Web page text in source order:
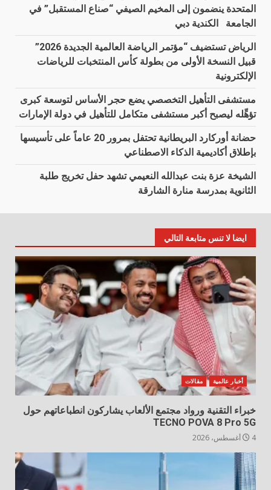
المتحدة ينضمون إلى المخيم الصيفي “صناع المستقبل” في
الجامعة الكندية دبي
الرياض تستضيف “مؤتمر الرياضة العالمية الجديدة 2026”
قبيل النسخة الأولى من بطولة كأس المنتخبات للرياضات
الإلكترونية
مستشفى التأهيل التخصصي يضع حجر الأساس لتوسعة كبرى
تؤهِّله ليصبح أكبر مستشفى متكامل للتأهيل في دولة الإمارات
حضانة أوركارد البريطانية تحتفل بمرور 20 عاماً على تأسيسها
بإطلاق أكاديمية الذكاء الاصطناعي
الشيخة عزة بنت عبدالله النعيمي تشهد حفل تخريج طلبة
الثانوية بمدرسة منارة الشارقة
ايضا لا تنس متابعة التالي
أخبار عالمية مقالات
خبراء التقنية ورواد مجتمع الألعاب يشاركون انطباعاتهم حول
TECNO POVA 8 Pro 5G
4 أغسطس، 2026